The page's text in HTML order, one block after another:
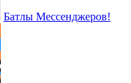
Батлы Мессенджеров!